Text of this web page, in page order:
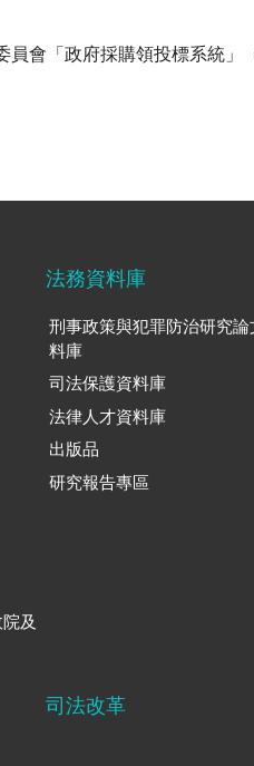
會「政府採購領投標系統」
及
法務資料庫
刑事政策與犯罪防治研究論
料庫
司法保護資料庫
法律人才資料庫
出版品
研究報告專區
司法改革